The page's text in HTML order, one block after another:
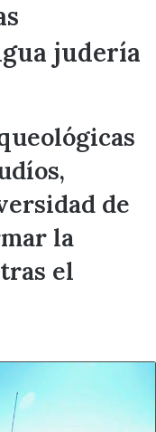
judería
de
la
el